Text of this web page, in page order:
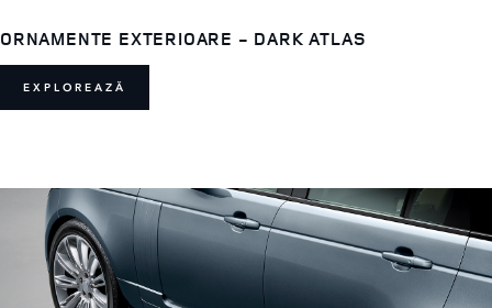
ORNAMENTE EXTERIOARE - DARK ATLAS
EXPLOREAZĂ